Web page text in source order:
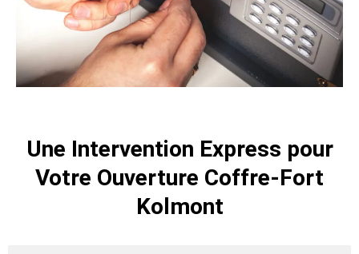
Une Intervention Express pour
Votre Ouverture Coffre-Fort
Kolmont